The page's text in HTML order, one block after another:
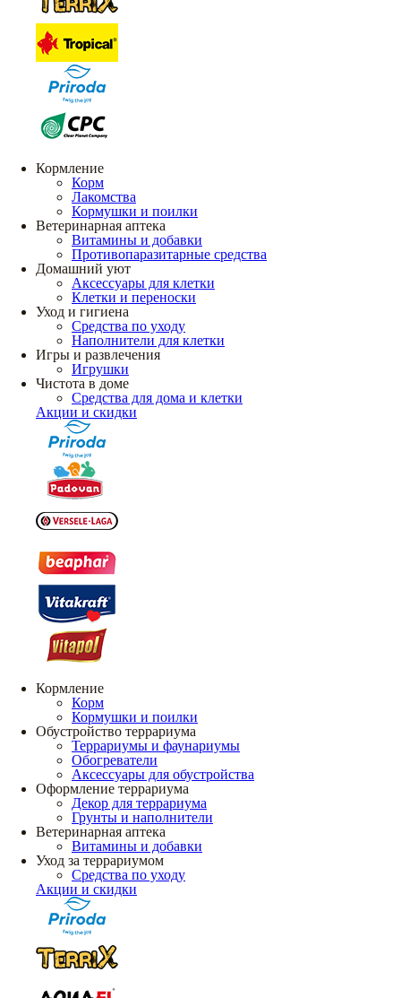
Кормление
Корм
Лакомства
Кормушки и поилки
Ветеринарная аптека
Витамины и добавки
Противопаразитарные средства
Домашний уют
Аксессуары для клетки
Клетки и переноски
Уход и гигиена
Средства по уходу
Наполнители для клетки
Игры и развлечения
Игрушки
Чистота в доме
Средства для дома и клетки
Акции и скидки
Кормление
Корм
Кормушки и поилки
Обустройство террариума
Террариумы и фаунариумы
Обогреватели
Аксессуары для обустройства
Оформление террариума
Декор для террариума
Грунты и наполнители
Ветеринарная аптека
Витамины и добавки
Уход за террариумом
Средства по уходу
Акции и скидки